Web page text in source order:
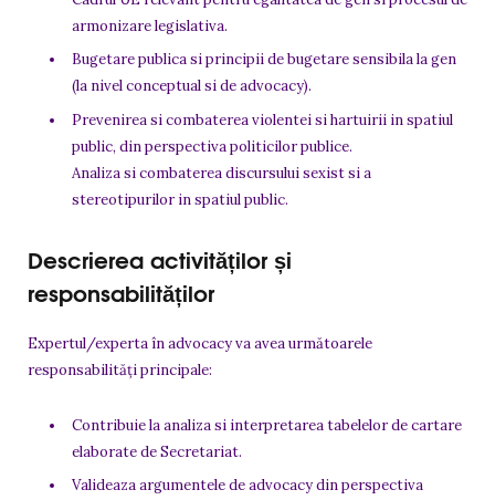
armonizare legislativa.
Bugetare publica si principii de bugetare sensibila la gen
(la nivel conceptual si de advocacy).
Prevenirea si combaterea violentei si hartuirii in spatiul
public, din perspectiva politicilor publice.
Analiza si combaterea discursului sexist si a
stereotipurilor in spatiul public.
Descrierea activităților și
responsabilităților
Expertul/experta în advocacy va avea următoarele
responsabilități principale:
Contribuie la analiza si interpretarea tabelelor de cartare
elaborate de Secretariat.
Valideaza argumentele de advocacy din perspectiva